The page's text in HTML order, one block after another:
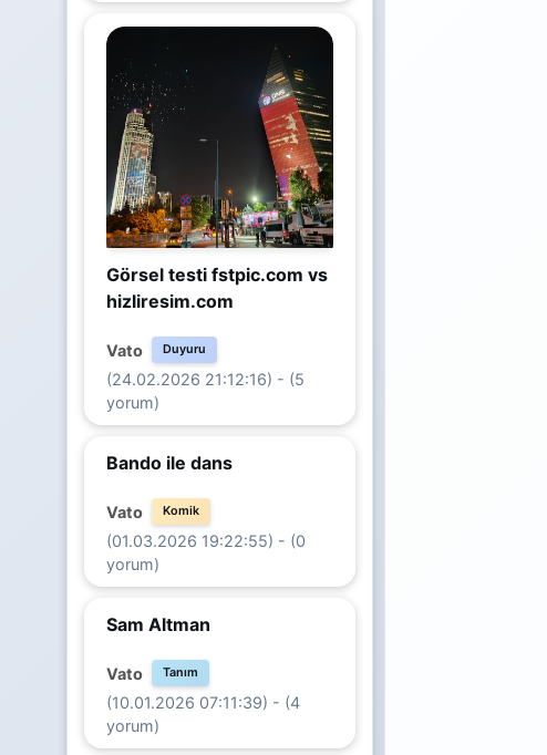
Görsel testi fstpic.com vs
hizliresim.com
Vato Duyuru
(24.02.2026 21:12:16) - (5
yorum)
Bando ile dans
Vato Komik
(01.03.2026 19:22:55) - (0
yorum)
Sam Altman
Vato Tanım
(10.01.2026 07:11:39) - (4
yorum)